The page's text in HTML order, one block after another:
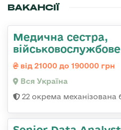
ВАКАНСІЇ
Медична сестра,
від 21000 до 190000 грн
Вся Україна
22 окрема механізована